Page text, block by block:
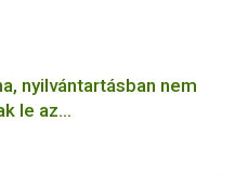
nyilvántartásban nem
le az